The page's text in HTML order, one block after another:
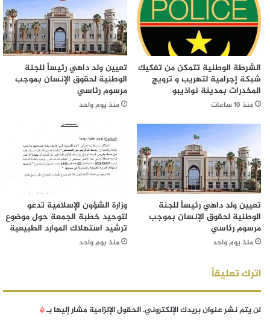
الشرطة الوطنية تتمكن من تفكيك
شبكة إجرامية لتهريب و ترويج
المخدرات بمدينة نواذيبو
منذ 10 ساعات
تعيين ولد داهي رئيساً للجنة
الوطنية لحقوق الإنسان بموجب
مرسوم رئاسي
منذ يوم واحد
تعيين ولد داهي رئيساً للجنة
الوطنية لحقوق الإنسان بموجب
مرسوم رئاسي
منذ يوم واحد
وزارة الشؤون الإسلامية تدعو
لتوحيد خطبة الجمعة حول موضوع
ترشيد استهلاك الموارد الطبيعية
منذ يوم واحد
اترك تعليقاً
لن يتم نشر عنوان بريدك الإلكتروني.الحقول الإلزامية مشار إليها بـ*